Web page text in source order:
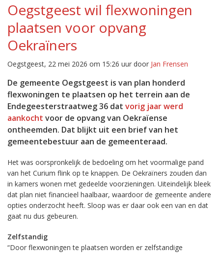
Oegstgeest wil flexwoningen
plaatsen voor opvang
Oekraïners
Oegstgeest, 22 mei 2026 om 15:26 uur door Jan Frensen
De gemeente Oegstgeest is van plan honderd
flexwoningen te plaatsen op het terrein aan de
Endegeesterstraatweg 36 dat vorig jaar werd
aankocht voor de opvang van Oekraïense
ontheemden. Dat blijkt uit een brief van het
gemeentebestuur aan de gemeenteraad.
Het was oorspronkelijk de bedoeling om het voormalige pand
van het Curium flink op te knappen. De Oekraïners zouden dan
in kamers wonen met gedeelde voorzieningen. Uiteindelijk bleek
dat plan niet financieel haalbaar, waardoor de gemeente andere
opties onderzocht heeft. Sloop was er daar ook een van en dat
gaat nu dus gebeuren.
Zelfstandig
“Door flexwoningen te plaatsen worden er zelfstandige